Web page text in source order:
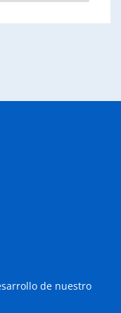
de nuestro